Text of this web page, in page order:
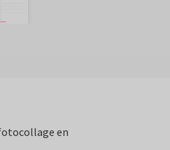
en